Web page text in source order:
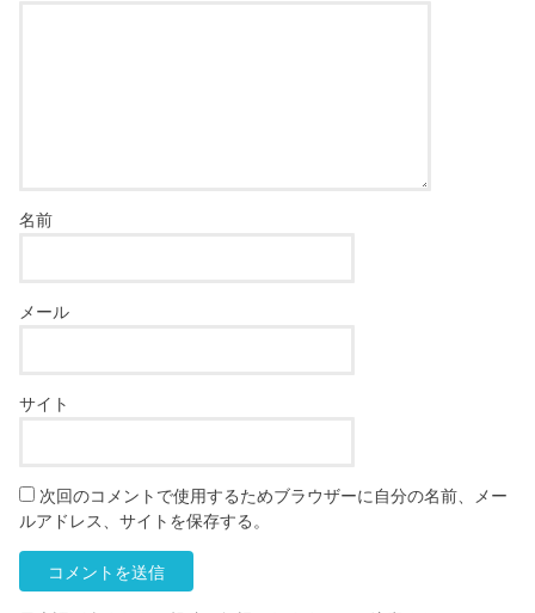
名前
メール
サイト
次回のコメントで使用するためブラウザーに自分の名前、メー
ルアドレス、サイトを保存する。